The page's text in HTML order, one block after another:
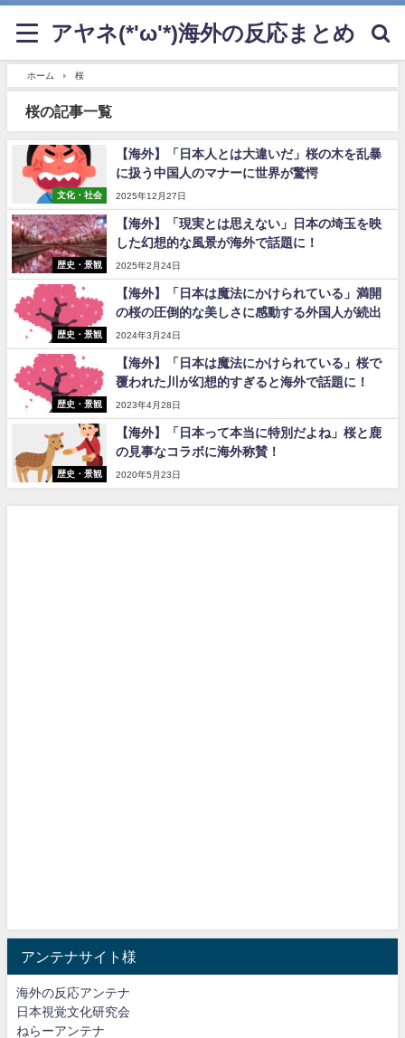
アヤネ(*'ω'*)海外の反応まとめ
ホーム 桜
桜の記事一覧
文化・社会
【海外】「日本人とは大違いだ」桜の木を乱暴
に扱う中国人のマナーに世界が驚愕
2025年12月27日
歴史・景観
【海外】「現実とは思えない」日本の埼玉を映
した幻想的な風景が海外で話題に！
2025年2月24日
歴史・景観
【海外】「日本は魔法にかけられている」満開
の桜の圧倒的な美しさに感動する外国人が続出
2024年3月24日
歴史・景観
【海外】「日本は魔法にかけられている」桜で
覆われた川が幻想的すぎると海外で話題に！
2023年4月28日
歴史・景観
【海外】「日本って本当に特別だよね」桜と鹿
の見事なコラボに海外称賛！
2020年5月23日
アンテナサイト様
海外の反応アンテナ
日本視覚文化研究会
ねらーアンテナ